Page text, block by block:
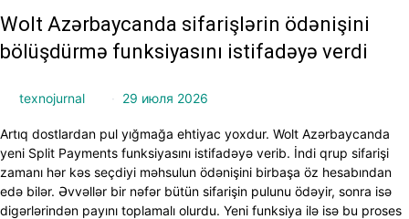
Wolt Azərbaycanda sifarişlərin ödənişini
bölüşdürmə funksiyasını istifadəyə verdi
texnojurnal 29 июля 2026
Artıq dostlardan pul yığmağa ehtiyac yoxdur. Wolt Azərbaycanda
yeni Split Payments funksiyasını istifadəyə verib. İndi qrup sifarişi
zamanı hər kəs seçdiyi məhsulun ödənişini birbaşa öz hesabından
edə bilər. Əvvəllər bir nəfər bütün sifarişin pulunu ödəyir, sonra isə
digərlərindən payını toplamalı olurdu. Yeni funksiya ilə isə bu proses